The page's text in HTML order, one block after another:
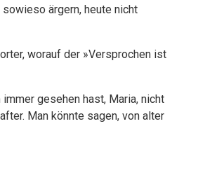
ärgern, heute nicht
worauf der »Versprochen ist
gesehen hast, Maria, nicht
Man könnte sagen, von alter